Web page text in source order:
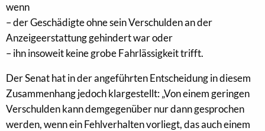
wenn
– der Geschädigte ohne sein Verschulden an der
Anzeigeerstattung gehindert war oder
– ihn insoweit keine grobe Fahrlässigkeit trifft.
Der Senat hat in der angeführten Entscheidung in diesem
Zusammenhang jedoch klargestellt: „Von einem geringen
Verschulden kann demgegenüber nur dann gesprochen
werden, wenn ein Fehlverhalten vorliegt, das auch einem